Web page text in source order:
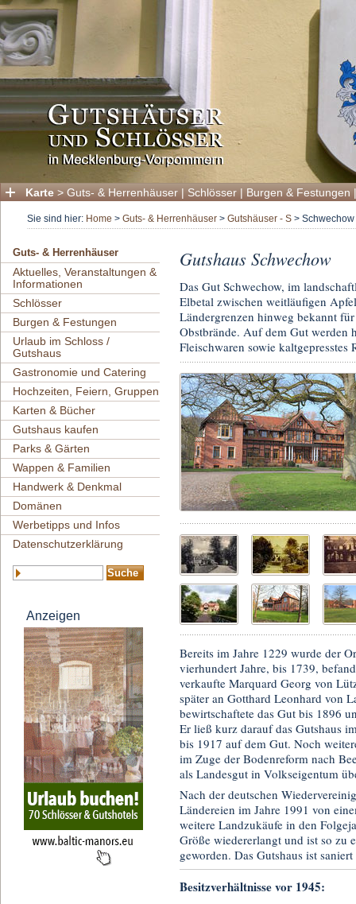
Karte > Guts- & Herrenhäuser | Schlösser | Burgen & Festungen
Sie sind hier: Home > Guts- & Herrenhäuser > Gutshäuser - S > Schwechow
Guts- & Herrenhäuser
Aktuelles, Veranstaltungen &
Informationen
Schlösser
Burgen & Festungen
Urlaub im Schloss /
Gutshaus
Gastronomie und Catering
Hochzeiten, Feiern, Gruppen
Karten & Bücher
Gutshaus kaufen
Parks & Gärten
Wappen & Familien
Handwerk & Denkmal
Domänen
Werbetipps und Infos
Datenschutzerklärung
Anzeigen
Gutshaus Schwechow
Das Gut Schwechow, im
Elbetal zwischen weitläufigen
Ländergrenzen hinweg bekannt
Obstbrände. Auf dem Gut werden
Fleischwaren sowie kaltgepresstes
Bereits im Jahre 1229 wurde der
vierhundert Jahre, bis 1739,
verkaufte Marquard Georg von
später an Gotthard Leonhard von
bewirtschaftete das Gut bis 1896
Er ließ kurz darauf das Gutshaus
bis 1917 auf dem Gut. Noch
im Zuge der Bodenreform nach
als Landesgut in Volkseigentum
Nach der deutschen
Ländereien im Jahre 1991 von
weitere Landzukäufe in den
Größe wiedererlangt und ist so zu
geworden. Das Gutshaus ist
Besitzverhältnisse vor 1945: